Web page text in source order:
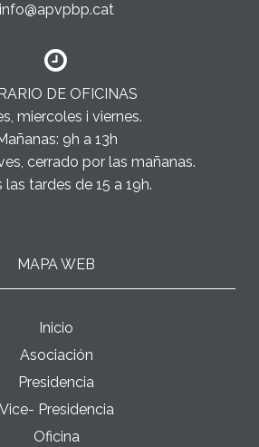
info@apvpbp.cat
DE OFICINAS
miercoles i viernes.
9h a 13h
cerrado por las mañanas.
las tardes de 15 a 19h.
MAPA WEB
Inicio
Asociación
Presidencia
Vice- Presidencia
Oficina